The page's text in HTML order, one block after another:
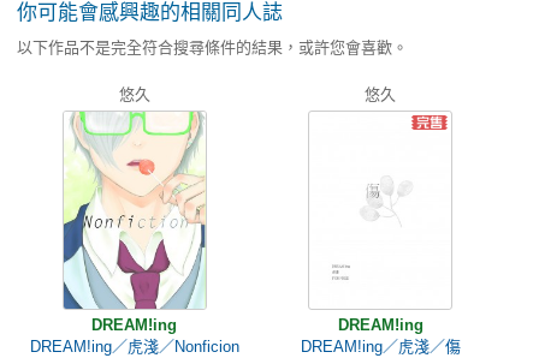
你可能會感興趣的相關同人誌
以下作品不是完全符合搜尋條件的結果，或許您會喜歡。
悠久
DREAM!ing
DREAM!ing／虎淺／Nonficion
悠久
DREAM!ing
DREAM!ing／虎淺／傷